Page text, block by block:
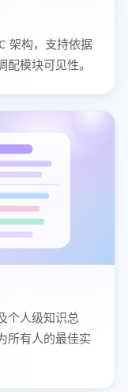
架构，支持依据
模块可见性。
个人级知识总
所有人的最佳实